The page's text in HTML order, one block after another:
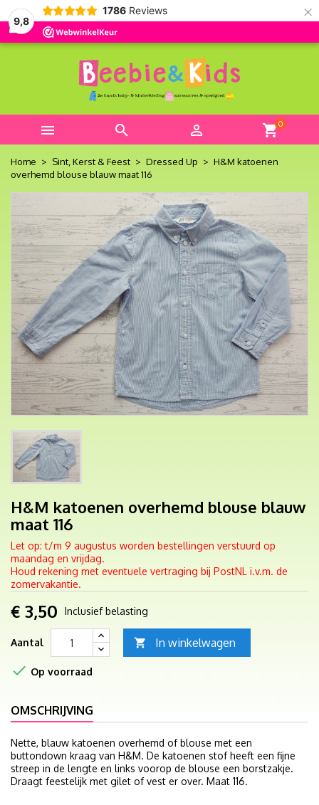
9,8
1786 Reviews ×
   shopping_cart0
Home Sint, Kerst & Feest Dressed Up
H&M katoenen
overhemd blouse blauw maat 116
H&M katoenen overhemd blouse blauw
maat 116
Let op: t/m 9 augustus worden bestellingen verstuurd op
maandag en vrijdag.
Houd rekening met eventuele vertraging bij PostNL i.v.m. de
zomervakantie.
€ 3,50 Inclusief belasting
Aantal  In winkelwagen
 Op voorraad
OMSCHRIJVING
Nette, blauw katoenen overhemd of blouse met een
buttondown kraag van H&M. De katoenen stof heeft een fijne
streep in de lengte en links voorop de blouse een borstzakje.
Draagt feestelijk met gilet of vest er over. Maat 116.